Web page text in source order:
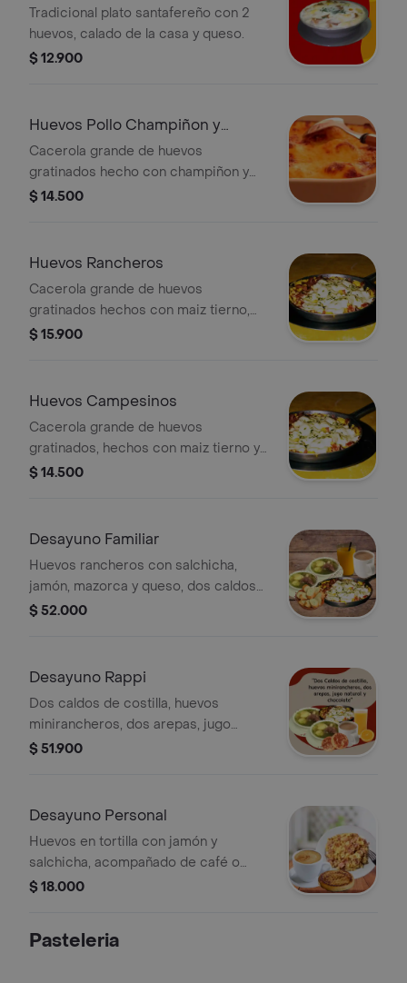
Tradicional plato santafereño con 2
huevos, calado de la casa y queso.
$ 12.900
Huevos Pollo Champiñon y
Queso
Cacerola grande de huevos
gratinados hecho con champiñon y
pollo desmechado
$ 14.500
Huevos Rancheros
Cacerola grande de huevos
gratinados hechos con maiz tierno,
jamon de cordero y salchicha
$ 15.900
Huevos Campesinos
Cacerola grande de huevos
gratinados, hechos con maiz tierno y
carne desmechada
$ 14.500
Desayuno Familiar
Huevos rancheros con salchicha,
jamón, mazorca y queso, dos caldos
de costilla (140gr de proteína c/u), 2
$ 52.000
Desayuno Rappi
Dos caldos de costilla, huevos
minirancheros, dos arepas, jugo
natural y chocolate con pan.
$ 51.900
Desayuno Personal
Huevos en tortilla con jamón y
salchicha, acompañado de café o
chocolate caliente y arepa de maíz
$ 18.000
Pasteleria